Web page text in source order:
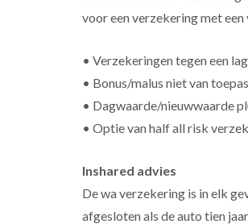
voor een verzekering met
• Verzekeringen tegen een
• Bonus/malus niet van
• Dagwaarde/nieuwwaarde
• Optie van half all risk
Inshared advies
De wa verzekering is in elk
afgesloten als de auto tien